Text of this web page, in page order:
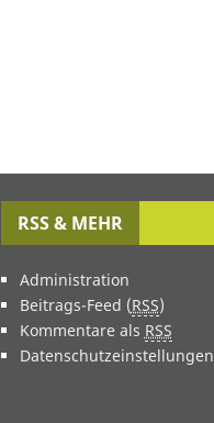
RSS & MEHR
Administration
Beitrags-Feed (RSS)
Kommentare als RSS
Datenschutzeinstellungen